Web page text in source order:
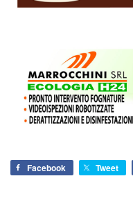
Facebook Tweet